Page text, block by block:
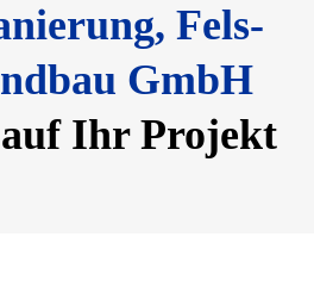
Fels-
GmbH
Ihr Projekt